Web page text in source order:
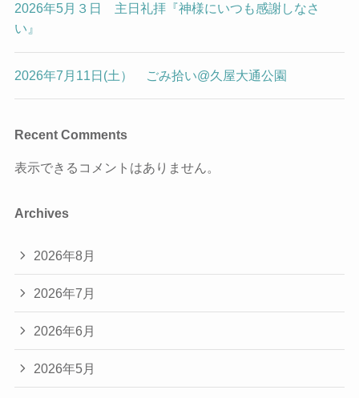
2026年5月３日 主日礼拝『神様にいつも感謝しなさ
い』
2026年7月11日(土） ごみ拾い@久屋大通公園
Recent Comments
表示できるコメントはありません。
Archives
2026年8月
2026年7月
2026年6月
2026年5月